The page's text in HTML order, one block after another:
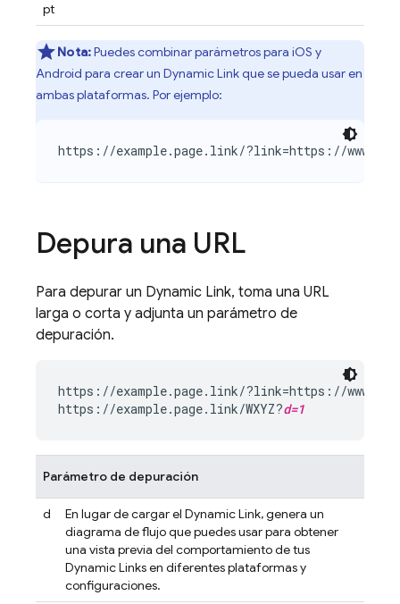
pt
Nota:Puedes combinar parámetros para iOS y
Android para crear un Dynamic Linkque se pueda usar en
ambas plataformas. Por ejemplo:
https://example.page.link/?link=https://
Depura una URL
Para depurar un Dynamic Link, toma una URL
larga o corta y adjunta un parámetro de
depuración.
https://example.page.link/?link=https://
https://example.page.link/WXYZ?d=1
Parámetro de depuración
d En lugar de cargar el Dynamic Link, genera un
diagrama de flujo que puedes usar para obtener
una vista previa del comportamiento de tus
Dynamic Linksen diferentes plataformas y
configuraciones.